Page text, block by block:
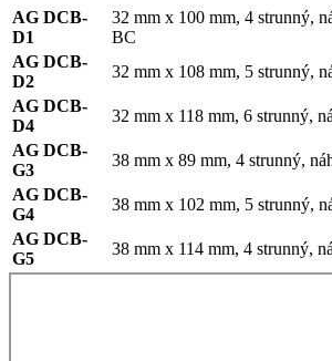
AG DCB-
D1
32 mm x 100 mm, 4 strunný,
BC
AG DCB-
D2
32 mm x 108 mm, 5 strunný,
AG DCB-
D4
32 mm x 118 mm, 6 strunný,
AG DCB-
G3
38 mm x 89 mm, 4 strunný,
AG DCB-
G4
38 mm x 102 mm, 5 strunný,
AG DCB-
G5
38 mm x 114 mm, 4 strunný,